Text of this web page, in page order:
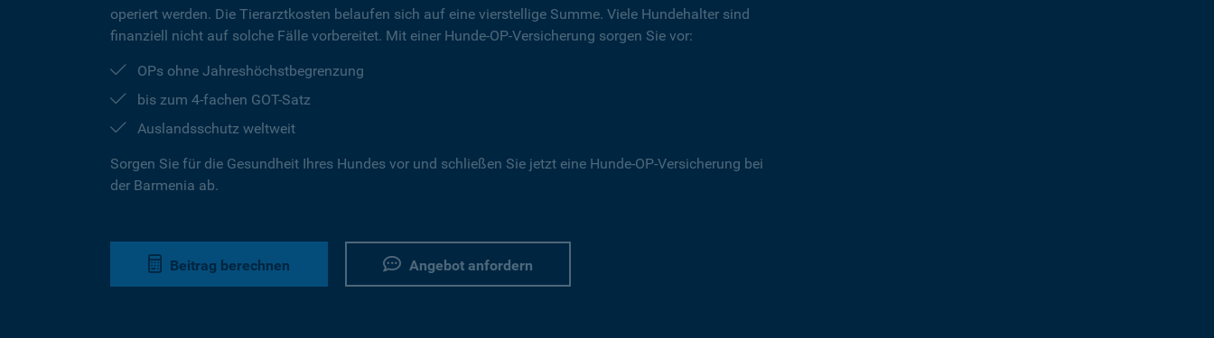
operiert werden. Die Tierarztkosten belaufen sich auf eine vierstellige Summe. Viele Hundehalter sind
finanziell nicht auf solche Fälle vorbereitet. Mit einer Hunde-OP-Versicherung sorgen Sie vor:
OPs ohne Jahreshöchstbegrenzung
bis zum 4-fachen GOT-Satz
Auslandsschutz weltweit
Sorgen Sie für die Gesundheit Ihres Hundes vor und schließen Sie jetzt eine Hunde-OP-Versicherung bei
der Barmenia ab.
Beitrag berechnen Angebot anfordern